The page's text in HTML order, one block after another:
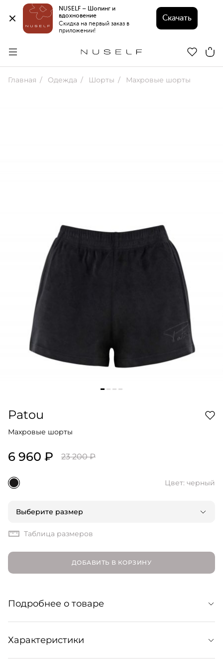
NUSELF – Шопинг и
вдохновение
Скидка на первый заказ в
приложении!
Скачать
Главная Одежда Шорты Махровые шорты
Patou
Махровые шорты
6 960 ₽ 23 200 ₽
Цвет: черный
Выберите размер
Таблица размеров
ДОБАВИТЬ В КОРЗИНУ
Подробнее о товаре
Пушистые махровые шорты из органического хлопка.
Стильные и удобные. Образуют комплект с махровым
Характеристики